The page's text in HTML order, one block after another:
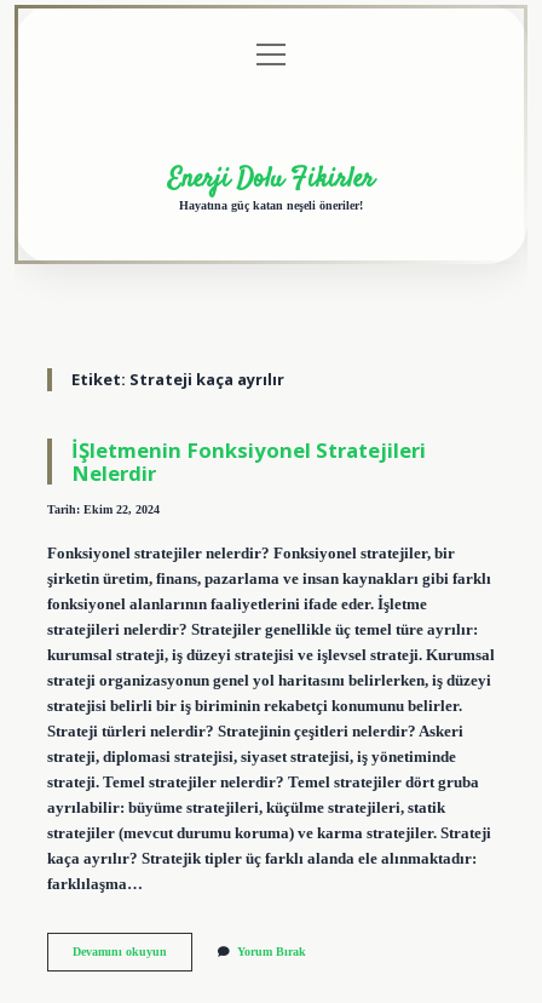
menüyü
aç
Enerji Dolu Fikirler
Hayatına güç katan neşeli öneriler!
Etiket: Strateji kaça ayrılır
İŞletmenin Fonksiyonel Stratejileri
Nelerdir
Tarih: Ekim 22, 2024
Fonksiyonel stratejiler nelerdir? Fonksiyonel stratejiler, bir
şirketin üretim, finans, pazarlama ve insan kaynakları gibi farklı
fonksiyonel alanlarının faaliyetlerini ifade eder. İşletme
stratejileri nelerdir? Stratejiler genellikle üç temel türe ayrılır:
kurumsal strateji, iş düzeyi stratejisi ve işlevsel strateji. Kurumsal
strateji organizasyonun genel yol haritasını belirlerken, iş düzeyi
stratejisi belirli bir iş biriminin rekabetçi konumunu belirler.
Strateji türleri nelerdir? Stratejinin çeşitleri nelerdir? Askeri
strateji, diplomasi stratejisi, siyaset stratejisi, iş yönetiminde
strateji. Temel stratejiler nelerdir? Temel stratejiler dört gruba
ayrılabilir: büyüme stratejileri, küçülme stratejileri, statik
stratejiler (mevcut durumu koruma) ve karma stratejiler. Strateji
kaça ayrılır? Stratejik tipler üç farklı alanda ele alınmaktadır:
farklılaşma…
Devamını okuyunİŞletmenin
Yorum Bırak